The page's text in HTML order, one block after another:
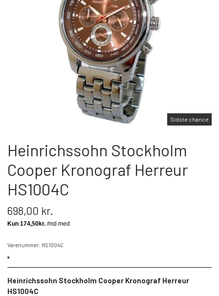
NYHEDER
OUTLET URE
GAVEIDÉ
Sidste chance
Heinrichssohn Stockholm
Cooper Kronograf Herreur
HS1004C
698,00 kr.
Varenummer: HS1004C
Heinrichssohn Stockholm Cooper Kronograf Herreur
HS1004C